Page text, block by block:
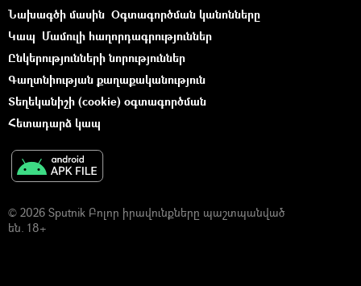
Նախագծի մասին Օգտագործման կանոնները
Կապ Մամուլի հաղորդագրություններ
Ընկերությունների նորություններ
Գաղտնիության քաղաքականություն
Տեղեկանիշի (cookie) օգտագործման
Հետադարձ կապ
© 2026 Sputnik Բոլոր իրավունքները պաշտպանված
են. 18+